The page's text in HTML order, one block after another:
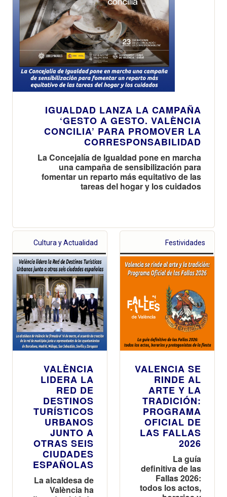
IGUALDAD LANZA LA CAMPAÑA
‘GESTO A GESTO. VALÈNCIA
CONCILIA’ PARA PROMOVER LA
CORRESPONSABILIDAD
La Concejalía de Igualdad pone en marcha
una campaña de sensibilización para
fomentar un reparto más equitativo de las
tareas del hogar y los cuidados
Cultura y Actualidad
VALÈNCIA
LIDERA LA
RED DE
DESTINOS
TURÍSTICOS
URBANOS
JUNTO A
OTRAS SEIS
CIUDADES
ESPAÑOLAS
La alcaldesa de
València ha
Festividades
VALENCIA SE
RINDE AL
ARTE Y LA
TRADICIÓN:
PROGRAMA
OFICIAL DE
LAS FALLAS
2026
La guía
definitiva de las
Fallas 2026:
todos los actos,